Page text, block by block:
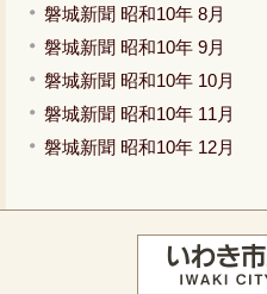
磐城新聞 昭和10年 8月
磐城新聞 昭和10年 9月
磐城新聞 昭和10年 10月
磐城新聞 昭和10年 11月
磐城新聞 昭和10年 12月